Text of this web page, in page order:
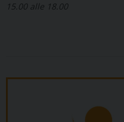
15.00 alle 18.00